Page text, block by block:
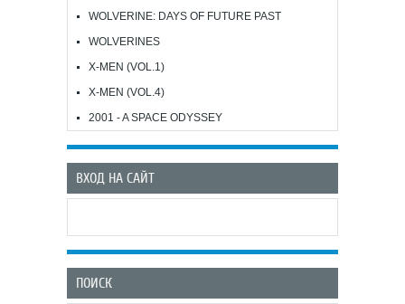
WOLVERINE: DAYS OF FUTURE PAST
WOLVERINES
X-MEN (VOL.1)
X-MEN (VOL.4)
2001 - A SPACE ODYSSEY
ВХОД НА САЙТ
ПОИСК